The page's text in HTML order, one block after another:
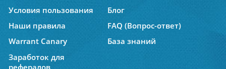
Условия пользования
Блог
Наши правила
FAQ (Вопрос-ответ)
Warrant Canary
База знаний
Заработок для
рефералов